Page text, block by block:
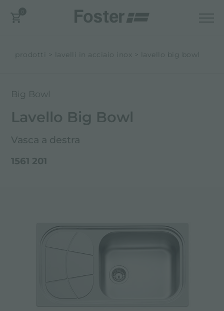
prodotti lavelli in acciaio inox lavello big bowl
Big Bowl
Lavello Big Bowl
Vasca a destra
1561 201